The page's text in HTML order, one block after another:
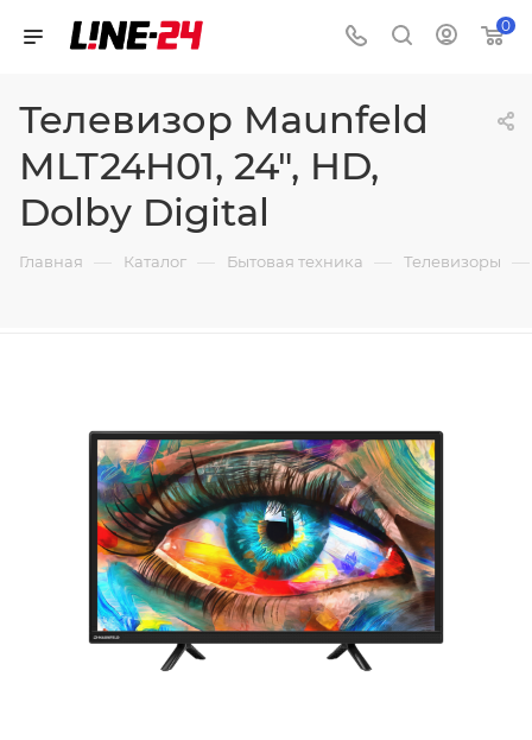
0
Телевизор Maunfeld
MLT24H01, 24", HD,
Dolby Digital
Главная — Каталог — Бытовая техника — Телевизоры —